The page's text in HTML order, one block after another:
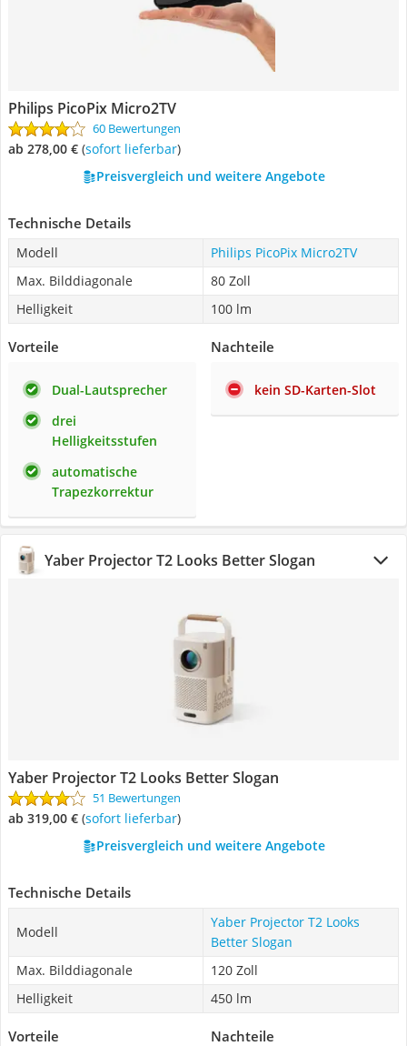
Philips PicoPix Micro2TV
60 Bewertungen
ab 278,00 € ( Sofort lieferbar)
Preisvergleich und weitere Angebote
Technische Details
Modell
Philips PicoPix Micro2TV
Max. Bilddiagonale
80 Zoll
Helligkeit
100 lm
Vorteile
Dual-Lautsprecher
drei
Helligkeitsstufen
automatische
Trapezkorrektur
Nachteile
kein SD-Karten-Slot
Yaber Projector T2 Looks Better Slogan
Yaber Projector T2 Looks Better Slogan
51 Bewertungen
ab 319,00 € ( Sofort lieferbar)
Preisvergleich und weitere Angebote
Technische Details
Modell
Yaber Projector T2 Looks
Better Slogan
Max. Bilddiagonale
120 Zoll
Helligkeit
450 lm
Vorteile Nachteile